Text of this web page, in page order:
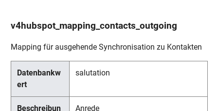
v4hubspot_mapping_contacts_outgoing
Mapping für ausgehende Synchronisation zu Kontakten
salutation
Anrede